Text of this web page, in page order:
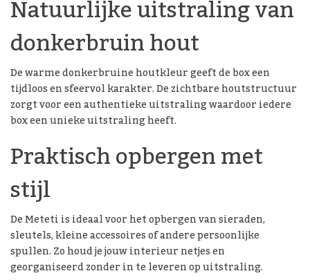
Natuurlijke uitstraling van
donkerbruin hout
De warme donkerbruine houtkleur geeft de box een
tijdloos en sfeervol karakter. De zichtbare houtstructuur
zorgt voor een authentieke uitstraling waardoor iedere
box een unieke uitstraling heeft.
Praktisch opbergen met
stijl
De Meteti is ideaal voor het opbergen van sieraden,
sleutels, kleine accessoires of andere persoonlijke
spullen. Zo houd je jouw interieur netjes en
georganiseerd zonder in te leveren op uitstraling.